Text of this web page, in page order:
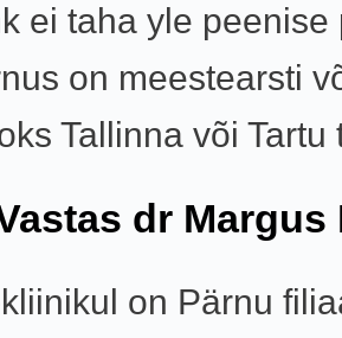
ei taha yle peenise
on meestearsti
Tallinna või Tartu
dr Margus
on Pärnu